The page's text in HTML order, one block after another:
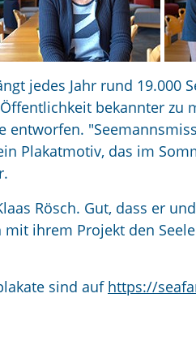
jedes Jahr rund 19.000
bekannter zu
entworfen.
Plakatmotiv, das im
Rösch. Gut, dass er
ihrem Projekt den
sind auf https://